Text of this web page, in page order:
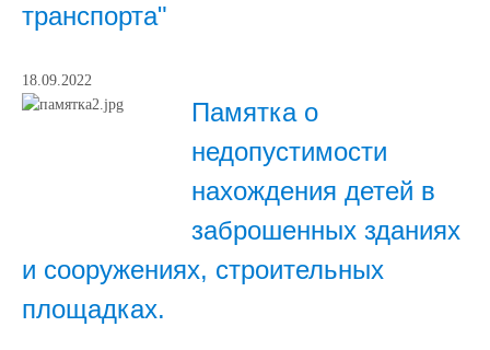
транспорта"
18.09.2022
Памятка о
недопустимости
нахождения детей в
заброшенных зданиях
и сооружениях, строительных
площадках.